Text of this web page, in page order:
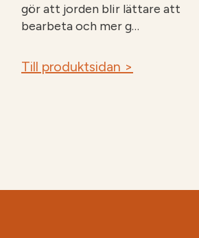
gör att jorden blir lättare att
bearbeta och mer g…
Till produktsidan >